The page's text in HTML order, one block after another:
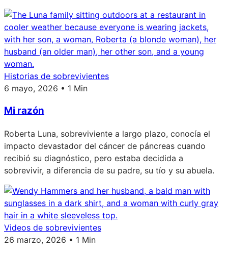
Historias de sobrevivientes
6 mayo, 2026 • 1 Min
Mi razón
Roberta Luna, sobreviviente a largo plazo, conocía el
impacto devastador del cáncer de páncreas cuando
recibió su diagnóstico, pero estaba decidida a
sobrevivir, a diferencia de su padre, su tío y su abuela.
Videos de sobrevivientes
26 marzo, 2026 • 1 Min